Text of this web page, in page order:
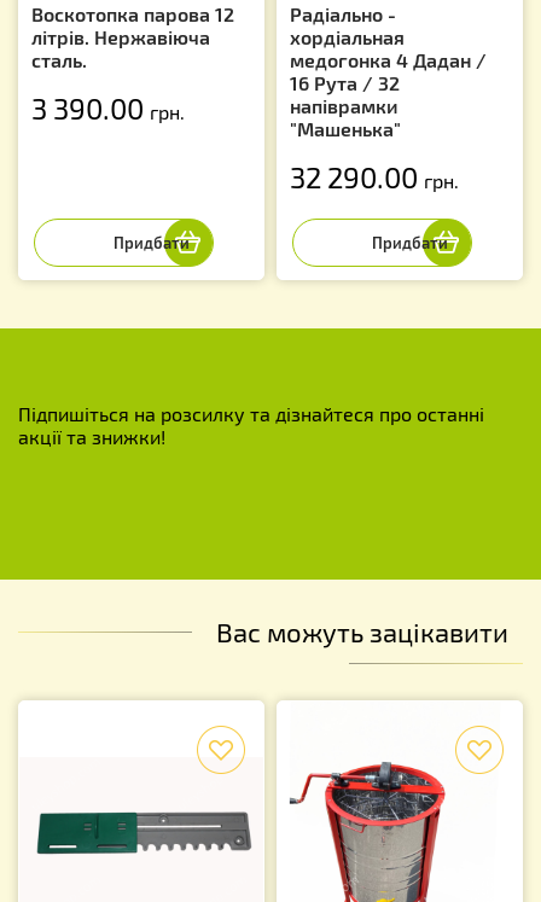
Воскотопка парова 12
літрів. Нержавіюча
сталь.
3 390.00 грн.
Радіально -
хордіальная
медогонка 4 Дадан /
16 Рута / 32
напіврамки
"Машенька"
32 290.00 грн.
Підпишіться на розсилку та дізнайтеся про останні
акції та знижки!
Вас можуть зацікавити